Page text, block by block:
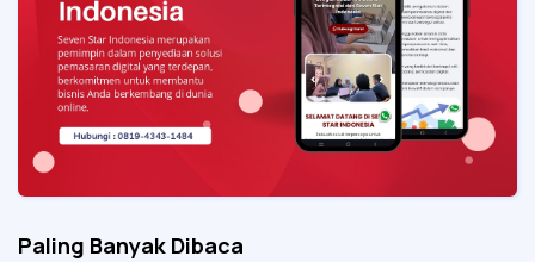
Paling Banyak Dibaca